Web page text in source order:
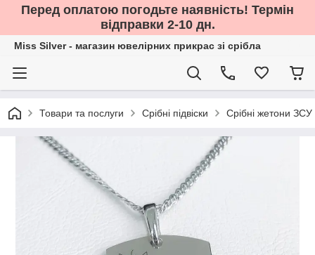
Перед оплатою погодьте наявність! Термін
відправки 2-10 дн.
Miss Silver - магазин ювелірних прикрас зі срібла
Товари та послуги Срібні підвіски Срібні жетони ЗСУ